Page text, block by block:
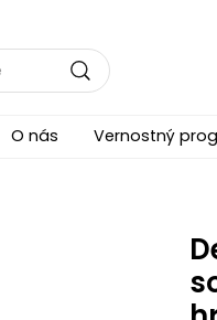
O nás Vernostný